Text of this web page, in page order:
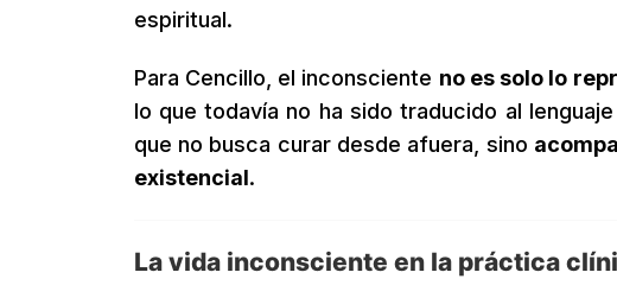
espiritual.
Para Cencillo, el inconsciente no es solo lo
lo que todavía no ha sido traducido al
que no busca curar desde afuera, sino
existencial.
La vida inconsciente en la práctica